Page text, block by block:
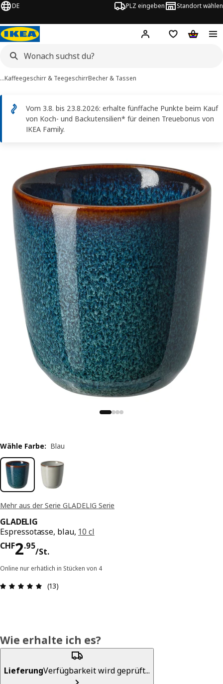
DE PLZ eingeben Standort wählen
Hej! Logge dich ein
Einkaufsliste
…Kaffeegeschirr & TeegeschirrBecher & Tassen
Vom 3.8. bis 23.8.2026: erhalte fünffache Punkte beim Kauf
von Koch- und Backutensilien* für deinen Treuebonus von
IKEA Family.
Mehr aus der Serie GLADELIG Serie
GLADELIG
Espressotasse, blau, 10 cl
CHF2.95
/St.
Preis CHF 2.95/St.
Online nur erhätlich in Stücken von 4
Bewertung: 5 von 5 Sterne Anzahl der
(13)
Wähle Farbe: Blau
Wie erhalte ich es?
LieferungVerfügbarkeit wird geprüft...